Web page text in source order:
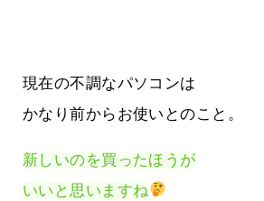
現在の不調なパソコンは
かなり前からお使いとのこと。
新しいのを買ったほうが
いいと思いますね